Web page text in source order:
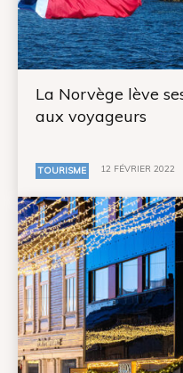
La Norvège lève
aux voyageurs
TOURISME 12 FÉVRIER 2022